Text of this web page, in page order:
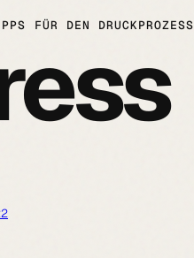
FÜR DEN DRUCKPROZESS